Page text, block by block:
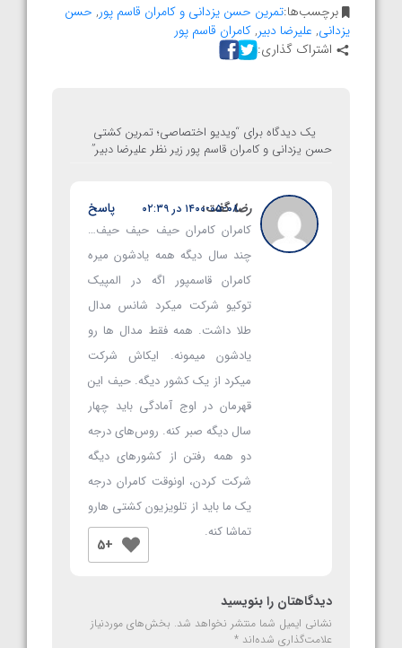
برچسب‌ها:تمرین حسن یزدانی و کامران قاسم پور, حسن
یزدانی, علیرضا دبیر,کامران قاسم پور
اشتراک گذاری:
یک دیدگاه برای “ویدیو اختصاصی؛ تمرین کشتی
حسن یزدانی و کامران قاسم پور زیر نظر علیرضا دبیر”
رضاگفت:
۱۴۰۰-۰۵-۰۸ در ۰۲:۳۹
کامران کامران حیف حیف حیف…
چند سال دیگه همه یادشون میره
کامران قاسمپور اگه در المپیک
توکیو شرکت میکرد شانس مدال
طلا داشت. همه فقط مدال ها رو
یادشون میمونه. ایکاش شرکت
میکرد از یک کشور دیگه. حیف این
قهرمان در اوج آمادگی باید چهار
سال دیگه صبر کنه. روس‌های درجه
دو همه رفتن از کشورهای دیگه
شرکت کردن، اونوقت کامران درجه
یک ما باید از تلویزیون کشتی هارو
تماشا کنه.
+5
پاسخ
دیدگاهتان را بنویسید
نشانی ایمیل شما منتشر نخواهد شد. بخش‌های موردنیاز
علامت‌گذاری شده‌اند *